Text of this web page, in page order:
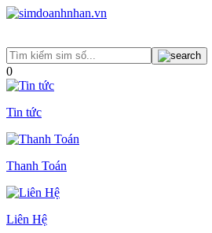
0
Tin tức
Thanh Toán
Liên Hệ